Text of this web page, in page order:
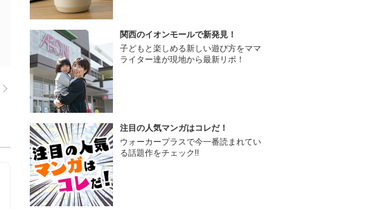
関西のイオンモールで新発見！
子どもと楽しめる新しい遊び方をママ
ライター達が現地から最新リポ！
注目の人気マンガはコレだ！
ウォーカープラスで今一番読まれてい
る話題作をチェック!!